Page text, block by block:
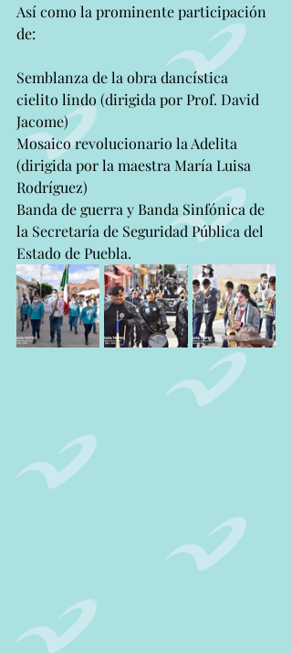
Así como la prominente participación
de:
Semblanza de la obra dancística
cielito lindo (dirigida por Prof. David
Jacome)
Mosaico revolucionario la Adelita
(dirigida por la maestra María Luisa
Rodríguez)
Banda de guerra y Banda Sinfónica de
la Secretaría de Seguridad Pública del
Estado de Puebla.